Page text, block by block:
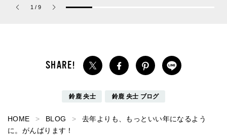
パルファム」
1 / 9
鈴鹿 央士 鈴鹿 央士 ブログ
HOME BLOG
去年よりも、もっといい年になるよう
に。がんばります！